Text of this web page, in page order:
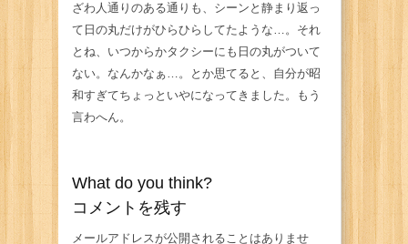
ざわ人通りのある通りも、シーンと静まり返っ
て日の丸だけがひらひらしてたような…。それ
とね、いつからかタクシーにも日の丸がついて
ない。なんかなぁ…。とか思てると、自分が昭
和すぎてちょっといやになってきました。もう
言わへん。
What do you think?
コメントを残す
メールアドレスが公開されることはありませ